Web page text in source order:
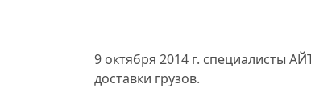
9 октября 2014 г. специалисты
доставки грузов.